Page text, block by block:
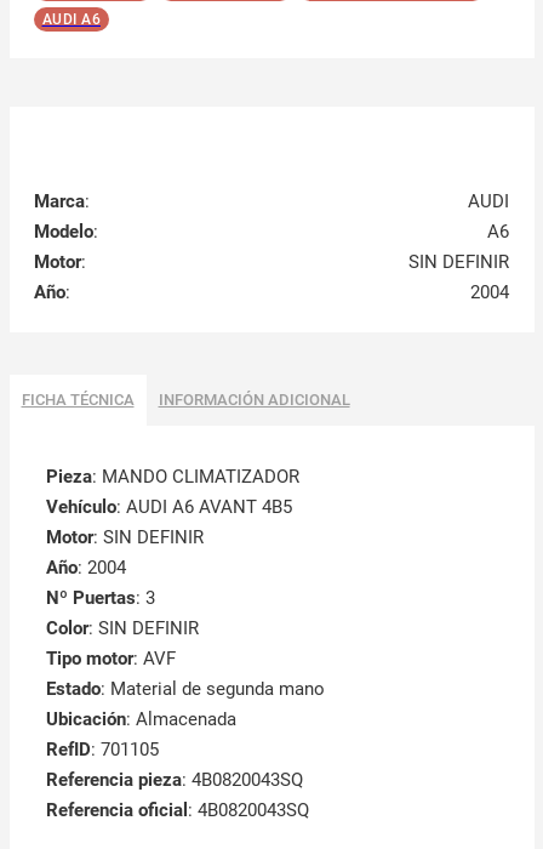
AUDI A6
Marca:
AUDI
Modelo:
A6
Motor:
SIN DEFINIR
Año: 2004
FICHA TÉCNICA INFORMACIÓN ADICIONAL
Pieza: MANDO CLIMATIZADOR
Vehículo: AUDI A6 AVANT 4B5
Motor: SIN DEFINIR
Año: 2004
Nº Puertas: 3
Color: SIN DEFINIR
Tipo motor: AVF
Estado: Material de segunda mano
Ubicación: Almacenada
RefID: 701105
Referencia pieza: 4B0820043SQ
Referencia oficial : 4B0820043SQ